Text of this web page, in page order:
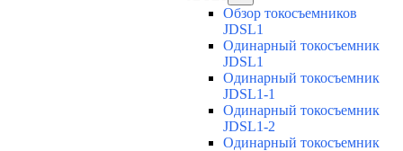
Обзор токосъемников
JDSL1
Одинарный токосъемник
JDSL1
Одинарный токосъемник
JDSL1-1
Одинарный токосъемник
JDSL1-2
Одинарный токосъемник